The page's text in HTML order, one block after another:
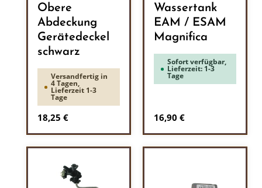
Obere
Abdeckung
Gerätedeckel
schwarz
Versandfertig in
4 Tagen,
Lieferzeit 1-3
Tage
Regulärer Preis:
18,25 €
Wassertank
EAM / ESAM
Magnifica
Sofort verfügbar,
Lieferzeit: 1-3
Tage
Regulärer Preis:
16,90 €